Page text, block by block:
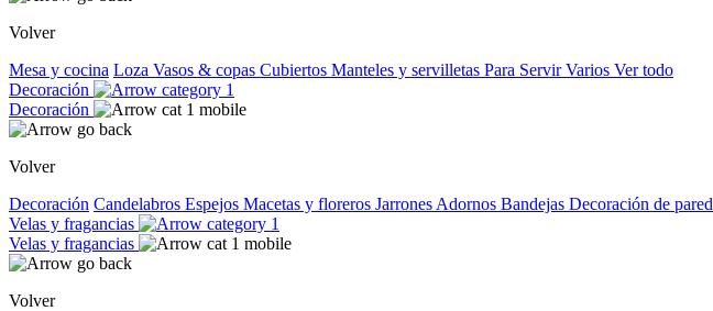
Volver
Mesa y cocina Loza Vasos & copas Cubiertos Manteles y servilletas Para ServirVarios Ver todo
Decoración
Decoración
Volver
Decoración Candelabros Espejos Macetas y floreros Jarrones Adornos Bandejas Decoración de pared
Velas y fragancias
Velas y fragancias
Volver